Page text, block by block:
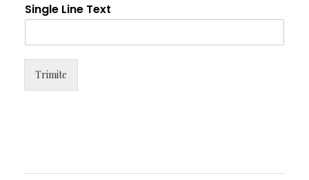
Single Line Text
Trimite